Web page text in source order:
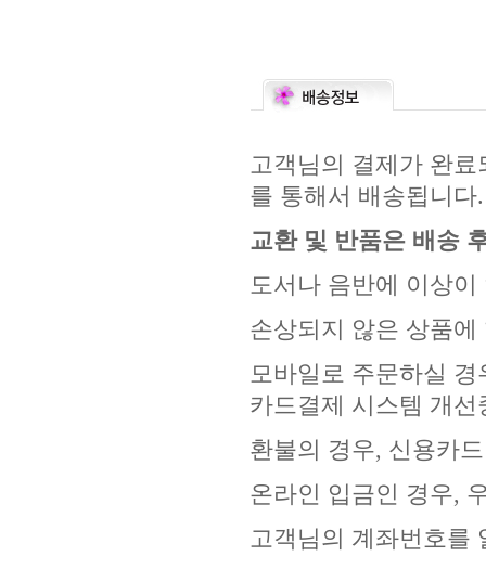
고객님의 결제가 완
를 통해서 배송됩니다.
교환 및 반품은 배송
도서나 음반에 이상
손상되지 않은 상품
모바일로 주문하실
카드결제 시스템 개선
환불의 경우, 신용카
온라인 입금인 경우,
고객님의 계좌번호를